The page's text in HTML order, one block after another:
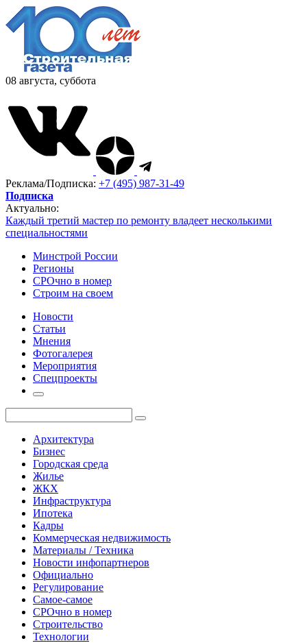
08 августа, суббота
Реклама/Подписка: +7 (495) 987-31-49
Подписка
Актуально:
Каждый третий мастер по ремонту владеет несколькими
специальностями
Минстрой России
Регионы
СРОчно в номер
Строим на своем
Новости
Статьи
Мнения
Фотогалерея
Мероприятия
Спецпроекты
Архитектура
Бизнес
Городская среда
Жилье
ЖКХ
Инфраструктура
Ипотека
Кадры
Коммерческая недвижимость
Материалы / Техника
Новости инфопартнеров
Официально
Регулирование
Самое-самое
СРОчно в номер
Строительство
Технологии